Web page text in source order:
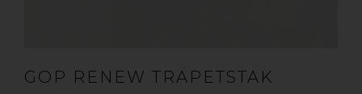
GOP RENEW TRAPETSTAK